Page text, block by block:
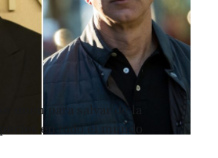
unen para salvar de la
en todo el mundo